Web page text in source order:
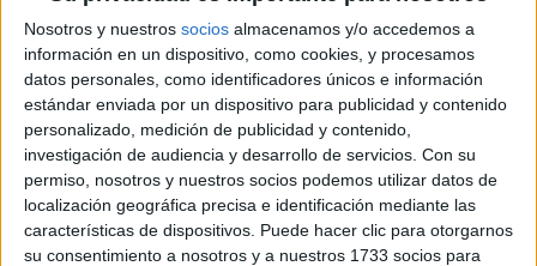
Nosotros y nuestros socios almacenamos y/o accedemos a
información en un dispositivo, como cookies, y procesamos
datos personales, como identificadores únicos e información
estándar enviada por un dispositivo para publicidad y contenido
personalizado, medición de publicidad y contenido,
investigación de audiencia y desarrollo de servicios. Con su
permiso, nosotros y nuestros socios podemos utilizar datos de
localización geográfica precisa e identificación mediante las
características de dispositivos. Puede hacer clic para otorgarnos
su consentimiento a nosotros y a nuestros 1733 socios para
Guipúzcoa
Presencial
Nota de corte
Idioma de
enseñanza:
Bilingüe
(castellano/
Grado en Ingeniería Eléctrica
Universidad de Navarra
Universidad Privada
Web de la facultad:
http://www.tecnun.es/
Duración:4,0 años
Precio del primer curso:16.350 €
Pídeles información ¡GRATIS!